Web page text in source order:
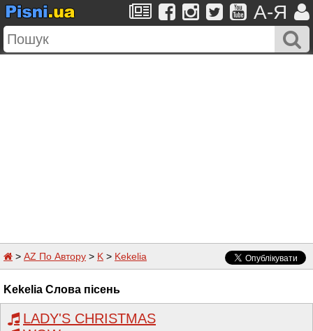
A-Я
> AZ По Автору > K > Kekelia
Kekelia Слова пісень
LADY'S CHRISTMAS